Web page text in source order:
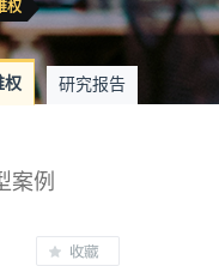
权
权 研究报告
案例